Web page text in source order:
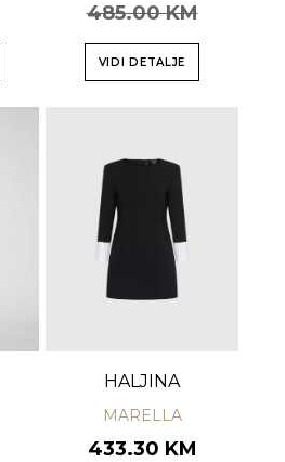
485.00 KM
VIDI DETALJE
HALJINA
MARELLA
433.30 KM